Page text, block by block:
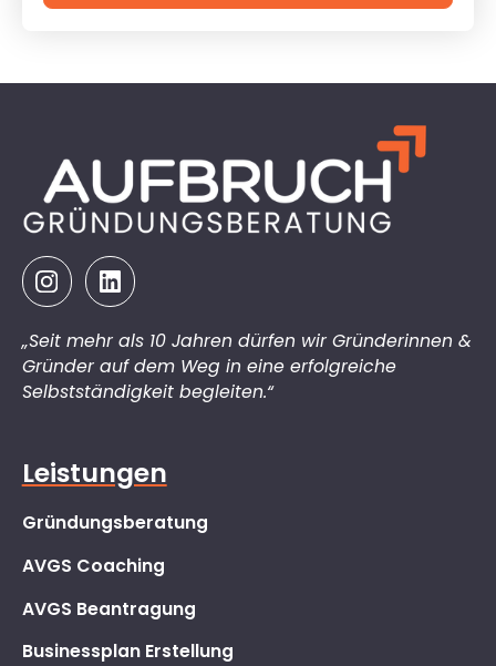
„Seit mehr als 10 Jahren dürfen wir Gründerinnen &
Gründer auf dem Weg in eine erfolgreiche
Selbstständigkeit begleiten.“
Leistungen
Gründungsberatung
AVGS Coaching
AVGS Beantragung
Businessplan Erstellung